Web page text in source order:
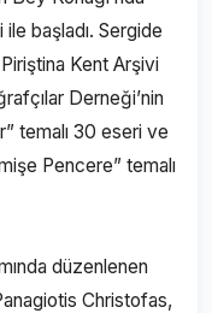
başladı. Sergide
Kent Arşivi
Derneği’nin
temalı 30 eseri ve
Pencere” temalı
düzenlenen
Christofas,